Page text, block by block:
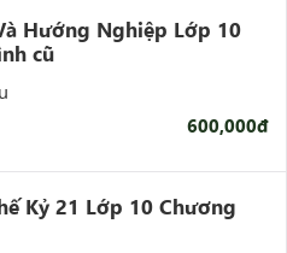
Hướng Nghiệp Lớp 10
cũ
600,000đ
Kỷ 21 Lớp 10 Chương